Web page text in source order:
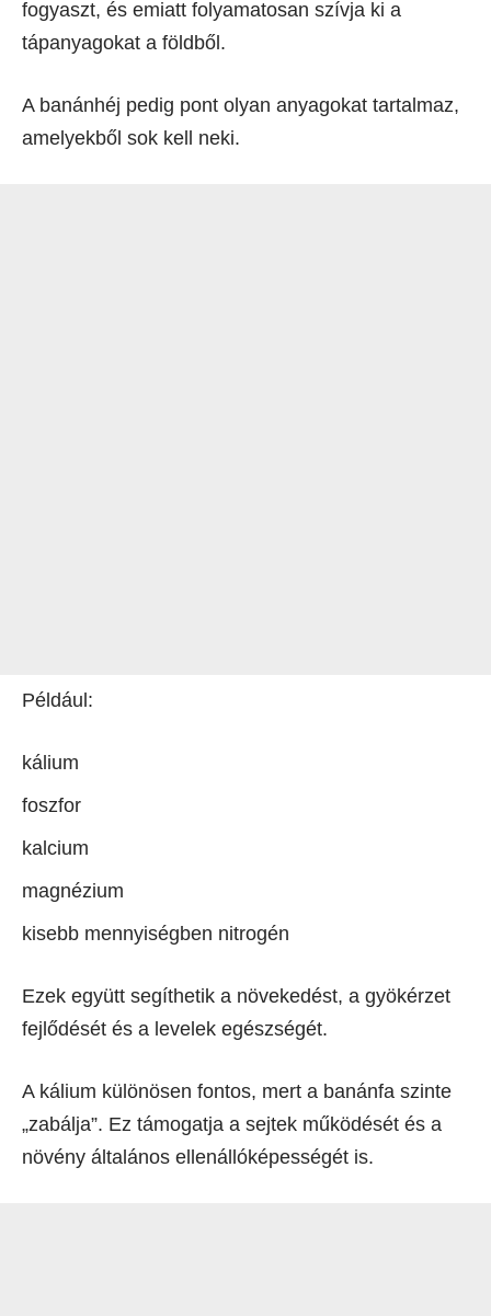
fogyaszt, és emiatt folyamatosan szívja ki a
tápanyagokat a földből.
A banánhéj pedig pont olyan anyagokat tartalmaz,
amelyekből sok kell neki.
Például:
kálium
foszfor
kalcium
magnézium
kisebb mennyiségben nitrogén
Ezek együtt segíthetik a növekedést, a gyökérzet
fejlődését és a levelek egészségét.
A kálium különösen fontos, mert a banánfa szinte
„zabálja”. Ez támogatja a sejtek működését és a
növény általános ellenállóképességét is.